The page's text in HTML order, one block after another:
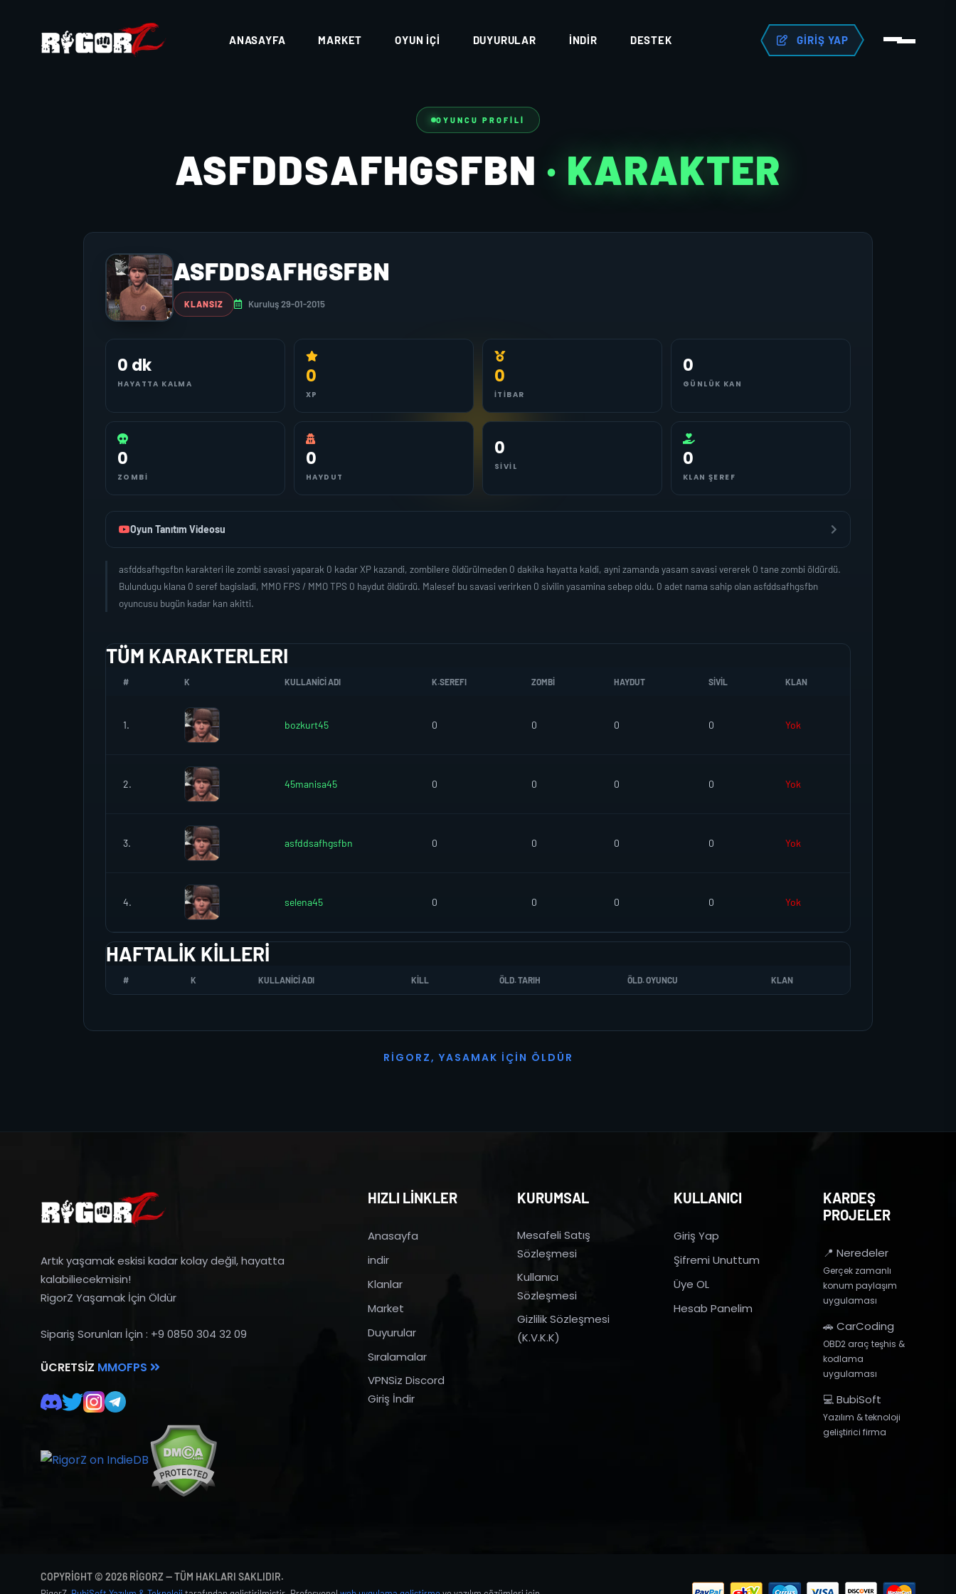
ANASAYFA MARKET OYUN İÇI DUYURULAR İNDIR DESTEK GIRIŞ YAP
OYUNCU PROFILI
ASFDDSAFHGSFBN · KARAKTER
ASFDDSAFHGSFBN
KLANSIZ Kuruluş 29-01-2015
0 dk
HAYATTA KALMA 0
XP
0
İTIBAR
0
GÜNLÜK KAN
0
ZOMBI
0
HAYDUT
0
SIVIL 0
KLAN ŞEREF
Oyun Tanıtım Videosu
asfddsafhgsfbn karakteri ile zombi savasi yaparak 0 kadar XP kazandi, zombilere öldürülmeden 0 dakika hayatta kaldi, ayni zamanda yasam savasi vererek 0 tane zombi öldürdü.
Bulundugu klana 0 seref bagisladi, MMO FPS / MMO TPS 0 haydut öldürdü. Malesef bu savasi verirken 0 sivilin yasamina sebep oldu. 0 adet nama sahip olan asfddsafhgsfbn
oyuncusu bugün kadar kan akitti.
TÜM KARAKTERLERI
# K KULLANICI ADI K.SEREFI ZOMBI HAYDUT SIVIL KLAN
1. bozkurt45 0 0 0 0 Yok
2. 45manisa45 0 0 0 0 Yok
3. asfddsafhgsfbn 0 0 0 0 Yok
4. selena45 0 0 0 0 Yok
HAFTALIK KILLERI
# K KULLANICI ADI KILL ÖLD. TARIH ÖLD. OYUNCU KLAN
R I G O R Z, YASAMAK İ ÇI N Ö L D Ü R
Artık yaşamak eskisi kadar kolay değil, hayatta
kalabiliecekmisin!
RigorZ Yaşamak İçin Öldür
Sipariş Sorunları İçin : +9 0850 304 32 09
ÜCRETSIZ MMOFPS
HIZLI LİNKLER
Anasayfa
indir
Klanlar
Market
Duyurular
Sıralamalar
VPNSiz Discord
Giriş İndir
KURUMSAL
Mesafeli Satış
Sözleşmesi
Kullanıcı
Sözleşmesi
Gizlilik Sözleşmesi
(K.V.K.K)
KULLANICI
Giriş Yap
Şifremi Unuttum
Üye OL
Hesab Panelim
KARDEŞ
PROJELER
📍 Neredeler
Gerçek zamanlı
konum paylaşım
uygulaması
🚗 CarCoding
OBD2 araç teşhis &
kodlama
uygulaması
💻 BubiSoft
Yazılım & teknoloji
geliştirici firma
COPYRIGHT © 2026 RIGORZ — TÜM HAKLARI SAKLIDIR.